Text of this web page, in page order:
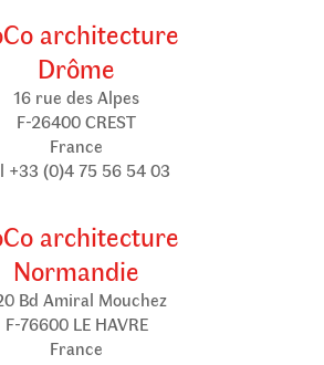
architecture
Drôme
16 rue des Alpes
F-26400 CREST
France
+33 (0)4 75 56 54 03
architecture
Normandie
Bd Amiral Mouchez
F-76600 LE HAVRE
France